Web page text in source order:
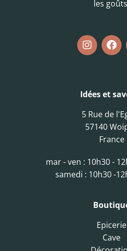
les
Idées et
5 Rue de
57140
France
mar - ven : 10h30 -
samedi : 10h30 -
Epicerie
Cave